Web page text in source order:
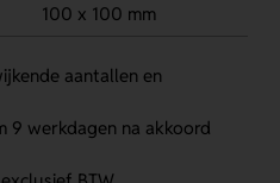
100 x 100 mm
aantallen en
9 werkdagen na akkoord